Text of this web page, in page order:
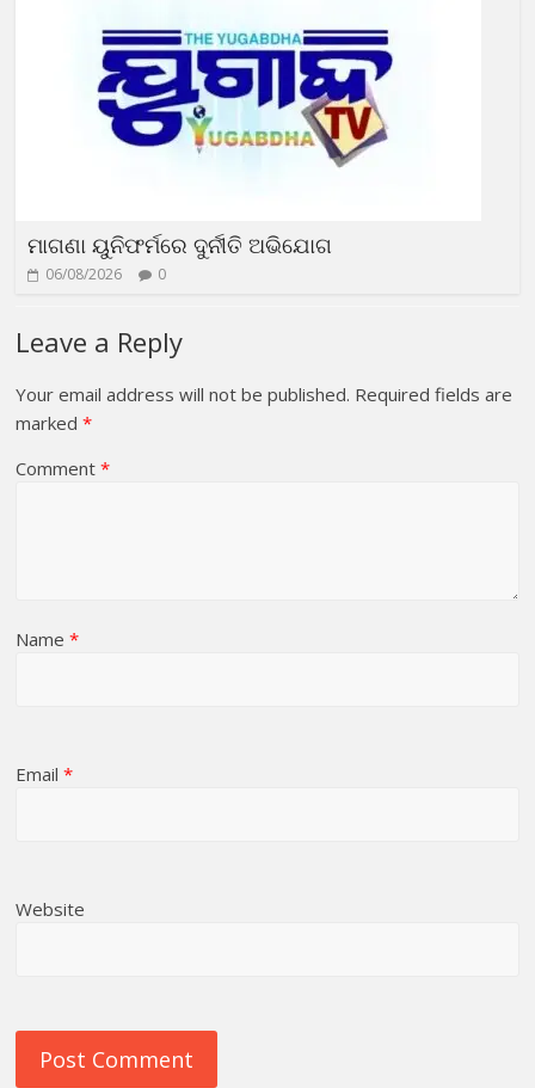
ମାଗଣା ୟୁନିଫର୍ମରେ ଦୁର୍ନୀତି ଅଭିଯୋଗ
06/08/2026 0
Leave a Reply
Your email address will not be published. Required fields are
marked*
Comment*
Name*
Email*
Website